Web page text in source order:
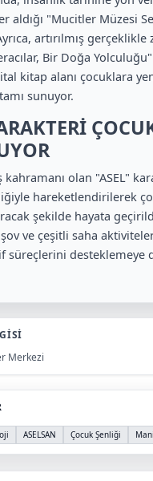
aldığı "Mucitler Müzesi
artırılmış
Bir Doğa
kitap alanı çocuklara
sunuyor.
olan "ASEL"
hareketlendirilerek
şekilde hayata
ve çeşitli saha
süreçlerini desteklemeye
Merkezi
ASELSAN Çocuk Şenliği